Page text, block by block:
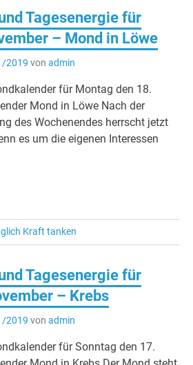
Tagesenergie für
– Mond in Löwe
2019 von admin
für Montag den 18.
Mond in Löwe Nach der
des Wochenendes herrscht jetzt
es um die eigenen Interessen
Kraft tanken
Tagesenergie für
– Krebs
2019 von admin
für Sonntag den 17.